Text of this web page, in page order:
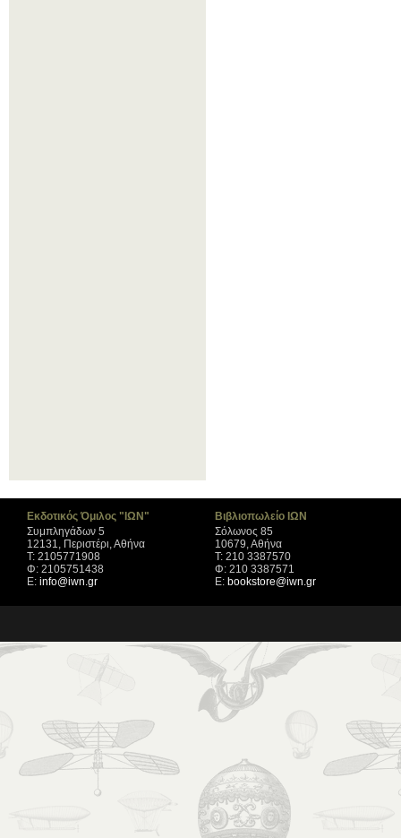
Εκδοτικός Όμιλος "ΙΩΝ"
Συμπληγάδων 5
12131, Περιστέρι, Αθήνα
Τ: 2105771908
Φ: 2105751438
Ε: info@iwn.gr
Βιβλιοπωλείο ΙΩΝ
Σόλωνος 85
10679, Αθήνα
Τ: 210 3387570
Φ: 210 3387571
Ε: bookstore@iwn.gr